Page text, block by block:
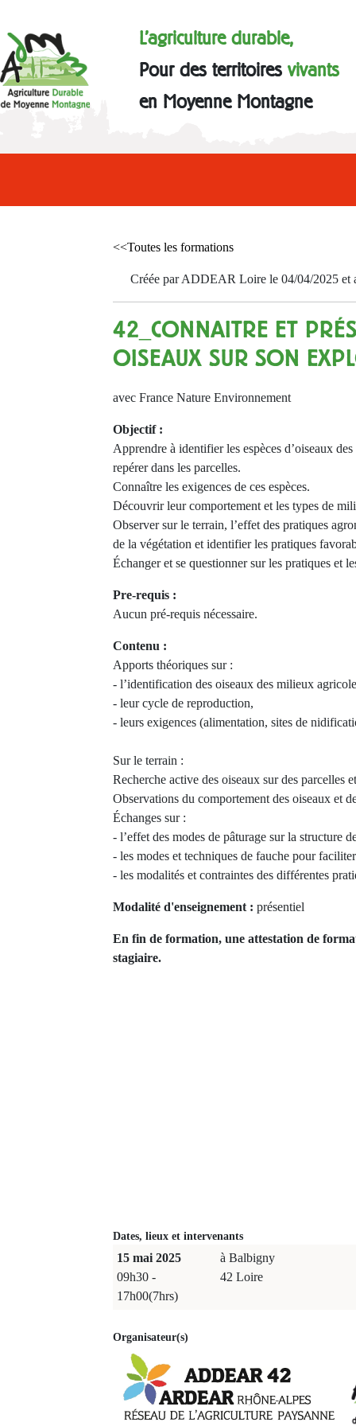
L'agriculture durable,
Pour des territoiresvivants
en Moyenne Montagne
<<Toutes les formations
Créée par ADDEAR Loire le 04/04/2025 et
42_CONNAITRE ET
OISEAUX SUR SON
avec France Nature Environnement
Objectif :
Apprendre à identifier les espèces d’oiseaux
repérer dans les parcelles.
Connaître les exigences de ces espèces.
Découvrir leur comportement et les types de
Observer sur le terrain, l’effet des pratiques
de la végétation et identifier les pratiques
Échanger et se questionner sur les pratiques et
Pre-requis :
Aucun pré-requis nécessaire.
Contenu :
Apports théoriques sur :
- l’identification des oiseaux des milieux
- leur cycle de reproduction,
- leurs exigences (alimentation, sites de
Sur le terrain :
Recherche active des oiseaux sur des parcelles
Observations du comportement des oiseaux et
Échanges sur :
- l’effet des modes de pâturage sur la structure
- les modes et techniques de fauche pour
- les modalités et contraintes des différentes
Modalité d'enseignement : présentiel
En fin de formation, une attestation de
stagiaire.
Dates, lieux et intervenants
15 mai 2025
09h30 -
17h00(7hrs)
à Balbigny
42 Loire
Organisateur(s)